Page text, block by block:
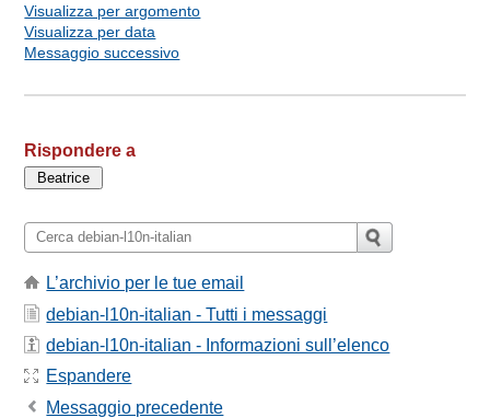
Visualizza per argomento
Visualizza per data
Messaggio successivo
Rispondere a
L’archivio per le tue email
debian-l10n-italian - Tutti i messaggi
debian-l10n-italian - Informazioni sull’elenco
Espandere
Messaggio precedente